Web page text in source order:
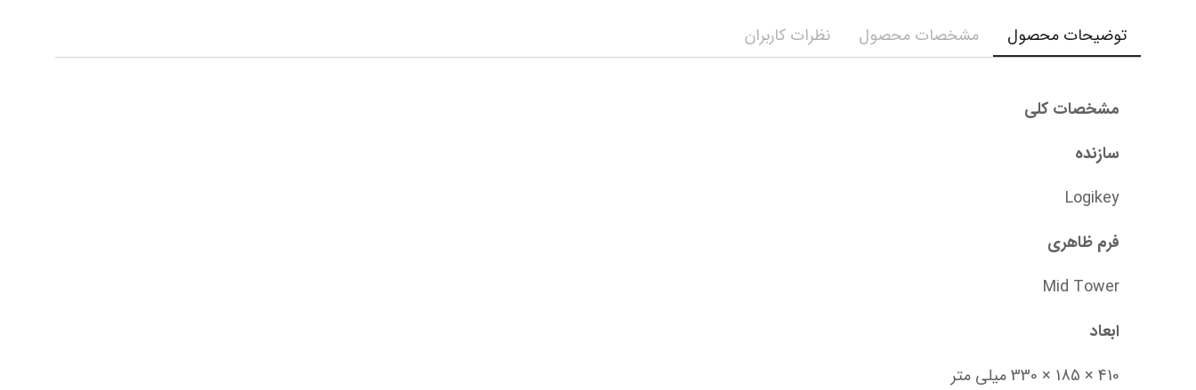
توضیحات محصول مشخصات محصول نظرات کاربران
مشخصات کلی
سازنده
Logikey
فرم ظاهری
Mid Tower
ابعاد
410 × 185 × 330 میلی متر